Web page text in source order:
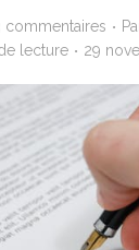
commentaires
lecture
29